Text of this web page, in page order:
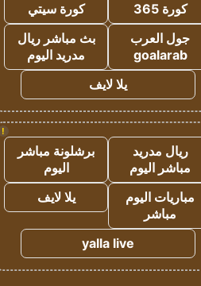
كورة 365
كورة سيتي
جول العرب
goalarab
بث مباشر ريال
مدريد اليوم
يلا لايف
!
ريال مدريد
مباشر اليوم
برشلونة مباشر
اليوم
مباريات اليوم
مباشر
يلا لايف
yalla live